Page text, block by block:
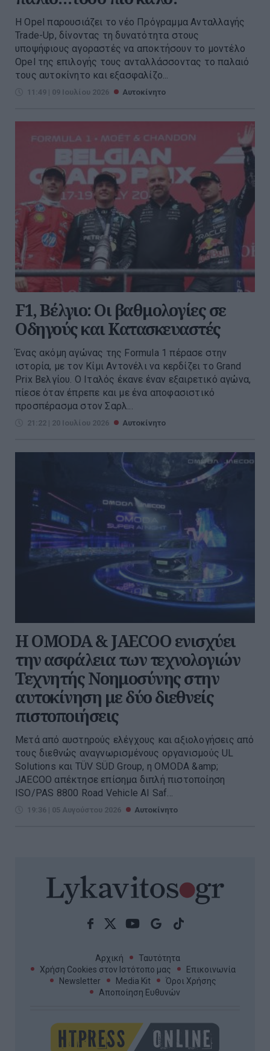
Η Opel παρουσιάζει το νέο Πρόγραμμα Ανταλλαγής
Trade-Up, δίνοντας τη δυνατότητα στους
υποψήφιους αγοραστές να αποκτήσουν το μοντέλο
Opel της επιλογής τους ανταλλάσσοντας το παλαιό
τους αυτοκίνητο και εξασφαλίζο...
11:49 | 09 Ιουλίου 2026 Αυτοκίνητο
F1, Βέλγιο: Οι βαθμολογίες σε
Οδηγούς και Κατασκευαστές
Ένας ακόμη αγώνας της Formula 1 πέρασε στην
ιστορία, με τον Κίμι Αντονέλι να κερδίζει το Grand
Prix Βελγίου. Ο Ιταλός έκανε έναν εξαιρετικό αγώνα,
πίεσε όταν έπρεπε και με ένα αποφασιστικό
προσπέρασμα στον Σαρλ...
21:22 | 20 Ιουλίου 2026 Αυτοκίνητο
Η OMODA & JAECOO ενισχύει
την ασφάλεια των τεχνολογιών
Τεχνητής Νοημοσύνης στην
αυτοκίνηση με δύο διεθνείς
πιστοποιήσεις
Μετά από αυστηρούς ελέγχους και αξιολογήσεις από
τους διεθνώς αναγνωρισμένους οργανισμούς UL
Solutions και TÜV SÜD Group, η OMODA &amp;
JAECOO απέκτησε επίσημα διπλή πιστοποίηση
ISO/PAS 8800 Road Vehicle AI Saf...
19:36 | 05 Αυγούστου 2026 Αυτοκίνητο
Αρχική
Ταυτότητα
Χρήση Cookies στον Ιστότοπο μας
Επικοινωνία
Newsletter
Media Kit
Όροι Χρήσης
Αποποίηση Ευθυνών